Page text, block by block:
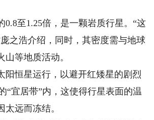
至1.25倍，是一颗岩质行星。“这
之浩介绍，同时，其密度需与地球
等地质活动。
恒星运行，以避开红矮星的剧烈
“宜居带”内，这使得行星表面的温
远而冻结。